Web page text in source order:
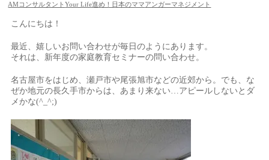
AMコンサルタントYour Life進め！日本のママアンガーマネジメント
こんにちは！
最近、嬉しいお問い合わせが毎日のようにあります。
それは、新年度の家庭教育セミナーの問い合わせ。
名古屋市をはじめ、瀬戸市や尾張旭市などの近郊から。でも、な
ぜか地元の長久手市からは、あまり来ない…アピールしないとダ
メかな(^_^;)